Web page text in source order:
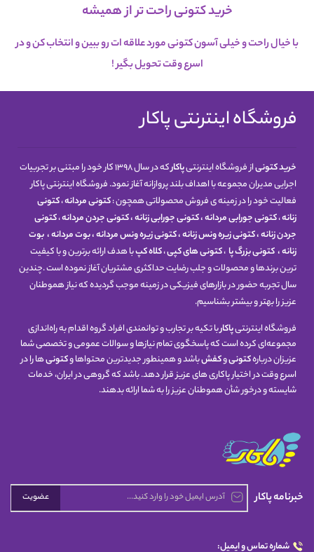
خرید کتونی راحت تر از همیشه
با خیال راحت و خیلی آسون کتونی مورد علاقه ات رو ببین و انتخاب کن و در
اسرعوقت تحویل بگیر !
فروشگاه اینترنتی پاکار
خرید کتونیاز فروشگاه اینترنتیپاکار
که در سال 1398 کار خود را مبتنی بر تجربیات
اجرایی مدیران مجموعه با اهداف بلند پروازانه آغاز نمود. فروشگاه اینترنتی پاکار
فعالیت خود را در زمینه ی فروش محصولاتی همچون :کتونی مردانه،کتونی
زنانه،کتونی جورابی مردانه،کتونی جورابی زنانه،کتونی جردن مردانه،کتونی
جردن زنانه،کتونی زیره ونس زنانه،کتونی زیره ونس مردانه،بوت مردانه،بوت
زنانه، کتونیبزرگ پا ،کتونی های کپی،کلاه کپبا هدف ارائه برترین و با کیفیت
ترین برندها و محصولات و جلب رضایت حداکثری مشتریان آغاز نموده است .چندین
سال تجربه حضور در بازارهای فیزیکی در زمینه موجب گردیده که نیاز هموطنان
عزیز را بهتر و بیشتر بشناسیم.
فروشگاه اینترنتیپاکاربا تکیه بر تجارب و توانمندی افراد گروه اقدام به راه‌اندازی
مجموعه‌ای کرده است که پاسخگوی تمام نیازها و سوالات عمومی و تخصصی شما
عزیزان دربارهکتونیوکفشباشد و همینطور جدیدترین محتواها وکتونیها را در
اسرع وقت در اختیار پاکاری های عزیز قرار دهد. باشد که گروهی در ایران، خدمات
شایسته و درخور شأن هموطنان عزیز را به شما ارائه بدهند.
خبرنامه پاکار عضویت
شماره تماس و ایمیل: